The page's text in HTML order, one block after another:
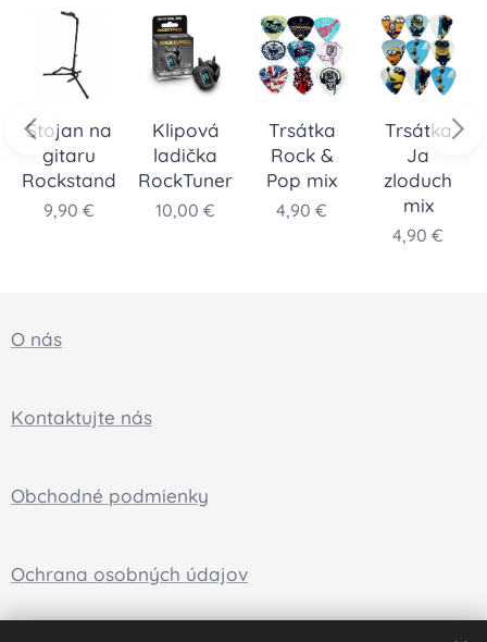
Stojan na
gitaru
Rockstand
9,90 €
Klipová
ladička
RockTuner
10,00 €
Trsátka
Rock &
Pop mix
4,90 €
Trsátka
Ja
zloduch
mix
4,90 €
O nás
Kontaktujte nás
Obchodné podmienky
Ochrana osobných údajov